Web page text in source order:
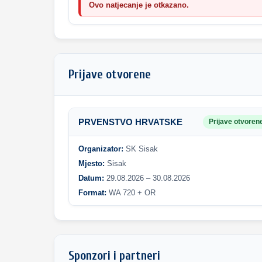
Ovo natjecanje je otkazano.
Prijave otvorene
PRVENSTVO HRVATSKE Prijave
Organizator: SK Sisak
Mjesto: Sisak
Datum: 29.08.2026 – 30.08.2026
Format: WA 720 + OR
Sponzori i partneri